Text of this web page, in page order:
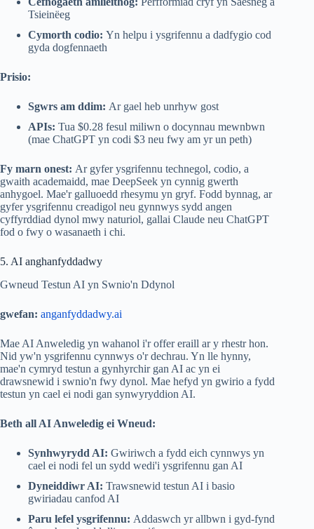
Tsieinëeg
Cymorth codio: Yn helpu i ysgrifennu a dadfygio cod
gyda dogfennaeth
Prisio:
Sgwrs am ddim: Ar gael heb unrhyw gost
APIs: Tua $0.28 fesul miliwn o docynnau mewnbwn
(mae ChatGPT yn codi $3 neu fwy am yr un peth)
Fy marn onest: Ar gyfer ysgrifennu technegol, codio, a
gwaith academaidd, mae DeepSeek yn cynnig gwerth
anhygoel. Mae'r galluoedd rhesymu yn gryf. Fodd bynnag, ar
gyfer ysgrifennu creadigol neu gynnwys sydd angen
cyffyrddiad dynol mwy naturiol, gallai Claude neu ChatGPT
fod o fwy o wasanaeth i chi.
5. AI anghanfyddadwy
Gwneud Testun AI yn Swnio'n Ddynol
gwefan: anganfyddadwy.ai
Mae AI Anweledig yn wahanol i'r offer eraill ar y rhestr hon.
Nid yw'n ysgrifennu cynnwys o'r dechrau. Yn lle hynny,
mae'n cymryd testun a gynhyrchir gan AI ac yn ei
drawsnewid i swnio'n fwy dynol. Mae hefyd yn gwirio a fydd
testun yn cael ei nodi gan synwyryddion AI.
Beth all AI Anweledig ei Wneud:
Synhwyrydd AI: Gwiriwch a fydd eich cynnwys yn
cael ei nodi fel un sydd wedi'i ysgrifennu gan AI
Dyneiddiwr AI: Trawsnewid testun AI i basio
gwiriadau canfod AI
Paru lefel ysgrifennu: Addaswch yr allbwn i gyd-fynd